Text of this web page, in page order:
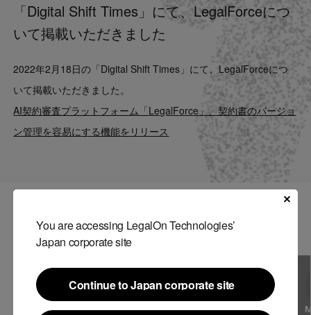
News
LegalOn Now
Contact
You are accessing LegalOn Technologies’
Japan corporate site
Continue to Japan corporate site
Continue to Japan corporate site
「Digital Shift Times」にて、LegalForceにつ
いて掲載いただきました
2022年2月18日の「Digital Shift Times」にて、LegalForceにつ
いて掲載いただきました。
AI契約審査プラットフォーム「LegalForce」、契約書のバージョ
ン管理を容易にする機能をリリース
関連記事